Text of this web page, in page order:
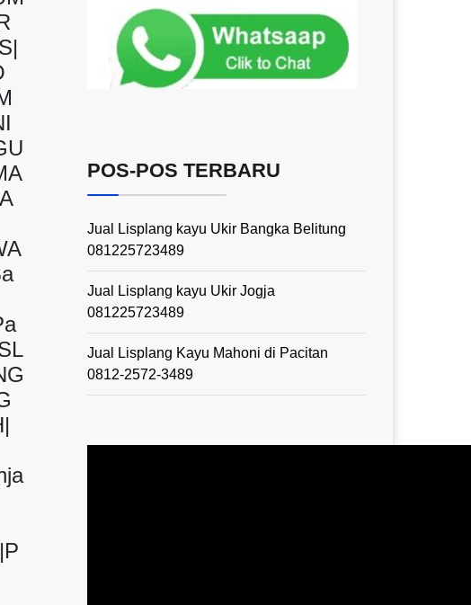
POS-POS TERBARU
Jual Lisplang kayu Ukir Bangka Belitung
081225723489
Jual Lisplang kayu Ukir Jogja
081225723489
Jual Lisplang Kayu Mahoni di Pacitan
0812-2572-3489